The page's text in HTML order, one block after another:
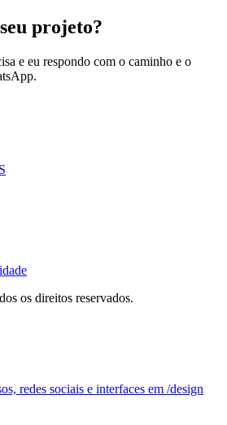
projeto?
e eu respondo com o caminho e o
os direitos reservados.
redes sociais e interfaces em /design